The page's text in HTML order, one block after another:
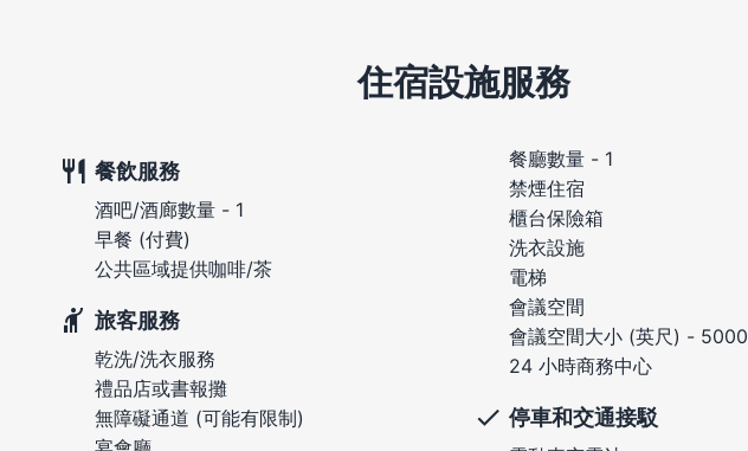
住宿設施服務
餐飲服務
酒吧/酒廊數量 - 1
早餐 (付費)
公共區域提供咖啡/茶
旅客服務
乾洗/洗衣服務
禮品店或書報攤
無障礙通道 (可能有限制)
餐廳數量 - 1
禁煙住宿
櫃台保險箱
洗衣設施
電梯
會議空間
會議空間大小 (英尺) - 5000
24 小時商務中心
停車和交通接駁